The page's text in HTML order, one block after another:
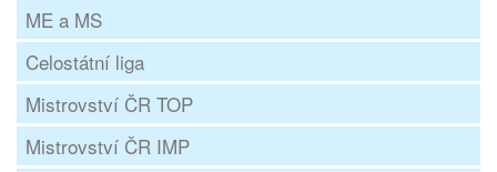
ME a MS
Celostátní liga
Mistrovství ČR TOP
Mistrovství ČR IMP